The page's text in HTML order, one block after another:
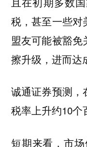
税，甚至一些对
盟友可能被豁
擦升级，进而达
诚通证券预测，
税率上升约10个
短期来看，市